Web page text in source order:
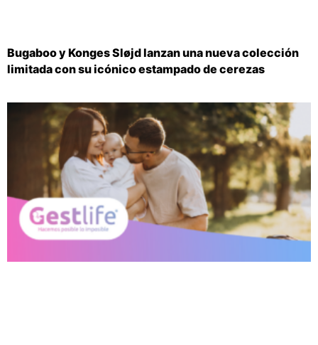
Bugaboo y Konges Sløjd lanzan una nueva colección
limitada con su icónico estampado de cerezas